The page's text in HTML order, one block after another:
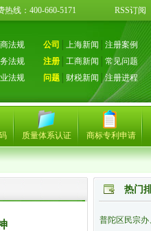
) 免费热线：400-660-5171 RSS订阅
法规
法规
法规
公司 上海新闻
注册案例
注册
工商新闻
常见问题
问题
财税新闻 │注册进程
质量体系认证 商标专利申请
热门
普陀区民宗